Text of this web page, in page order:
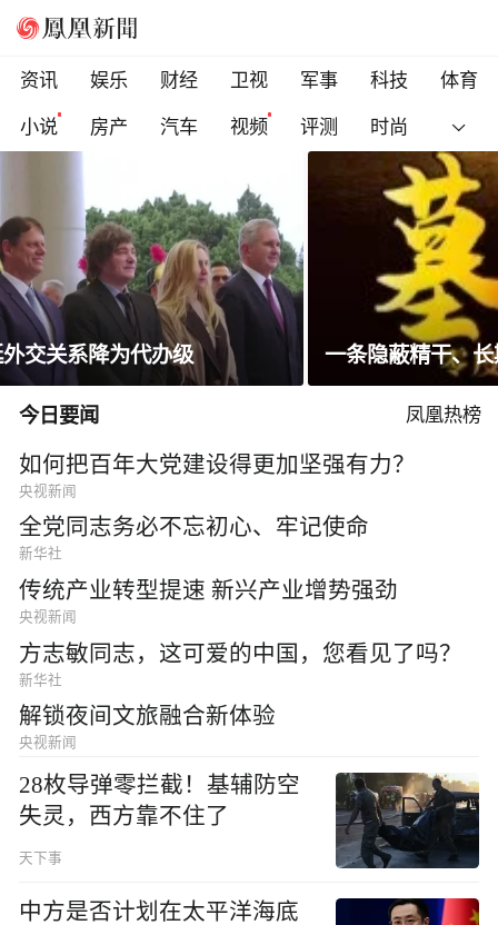
资讯 娱乐 财经 卫视 军事 科技
体育
小说
房产 汽车 视频 评测 时尚
一条隐蔽精干、长期潜伏的道路
今日要闻 凤凰热榜
如何把百年大党建设得更加坚强有力？
央视新闻
全党同志务必不忘初心、牢记使命
新华社
传统产业转型提速 新兴产业增势强劲
央视新闻
方志敏同志，这可爱的中国，您看见了吗？
新华社
解锁夜间文旅融合新体验
央视新闻
28枚导弹零拦截！基辅防空
失灵，西方靠不住了
天下事
中方是否计划在太平洋海底